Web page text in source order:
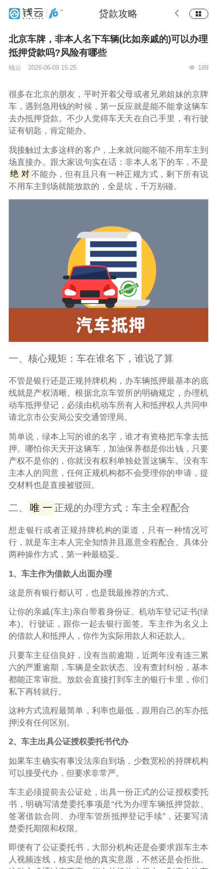
贷款攻略
北京车牌，非本人名下车辆(比如亲戚的)可以办理
抵押贷款吗?风险有哪些
钱云 2026-06-09 15:25 189
很多在北京的朋友，平时开着父母或者兄弟姐妹的京牌
车，遇到急用钱的时候，第一反应就是能不能拿这辆车
去办抵押贷款。不少人觉得车天天在自己手里，有行驶
证有钥匙，肯定能办。
我接触过太多这样的客户，上来就问能不能不用车主到
场直接办。跟大家说句实在话：非本人名下的车，不是
绝 对 不能办，但有且只有一种正规方式，剩下所有说
不用车主到场就能放款的，全是坑，千万别碰。
一、核心规矩：车在谁名下，谁说了算
不管是银行还是正规持牌机构，办车辆抵押最基本的底
线就是产权清晰。根据北京车管所的明确规定，办理机
动车抵押登记，必须由机动车所有人和抵押权人共同申
请北京市公安局公安交通管理局。
简单说，绿本上写的谁的名字，谁才有资格把车拿去抵
押。哪怕你天天开这辆车，加油保养都是你出钱，只要
产权不是你的，你就没有权利单独处置这辆车。没有车
主本人的同意，任何正规机构都不会受理你的申请，提
交材料也是直接被驳回。
二、 唯 一 正规的办理方式：车主全程配合
想走银行或者正规持牌机构的渠道，只有一种情况可
行，就是车主本人完全知情并且愿意全程配合。具体分
两种操作方式，第一种最稳妥。
1、车主作为借款人出面办理
这是所有银行都认可，也是我最推荐的方式。
让你的亲戚(车主)亲自带着身份证、机动车登记证书(绿
本)、行驶证，跟你一起去银行面签。车主作为名义上
的借款人和抵押人，你作为实际用款人和还款人。
只要车主征信良好，没有当前逾期，近两年没有连三累
六的严重逾期，车辆是全款状态、没有查封纠纷，基本
都能正常审批。放款会直接打到车主的银行卡里，你们
私下再转就行。
这种方式流程最简单，利率也最低，跟用自己的车办抵
押没有任何区别。
2、车主出具公证授权委托书代办
如果车主确实有事没法亲自到场，少数宽松的持牌机构
可以接受代办，但要求非常严。
车主必须提前去公证处，出具一份正式的公证授权委托
书，明确写清楚委托事项是“代为办理车辆抵押贷款、
签署借款合同、办理车管所抵押登记手续”，还要写清
楚委托期限和权限。
即便有了公证委托书，大部分机构还是会要求跟车主本
人视频连线，核实是他的真实意愿，不然还是会拒批。